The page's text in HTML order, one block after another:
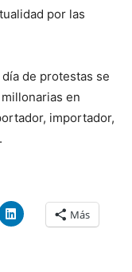
por las
de protestas se
en
importador,
Más